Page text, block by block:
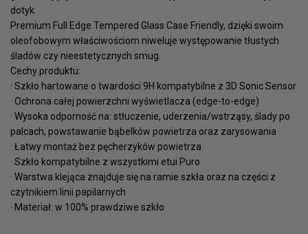
dotyk.
Premium Full Edge Tempered Glass Case Friendly, dzięki swoim
oleofobowym właściwościom niweluje występowanie tłustych
śladów czy nieestetycznych smug.
Cechy produktu:
· Szkło hartowane o twardości 9H kompatybilne z 3D Sonic Sensor
· Ochrona całej powierzchni wyświetlacza (edge-to-edge)
· Wysoka odporność na: stłuczenie, uderzenia/wstrząsy, ślady po
palcach, powstawanie bąbelków powietrza oraz zarysowania
· Łatwy montaż bez pęcherzyków powietrza
· Szkło kompatybilne z wszystkimi etui Puro
· Warstwa klejąca znajduje się na ramie szkła oraz na części z
czytnikiem linii papilarnych
· Materiał: w 100% prawdziwe szkło